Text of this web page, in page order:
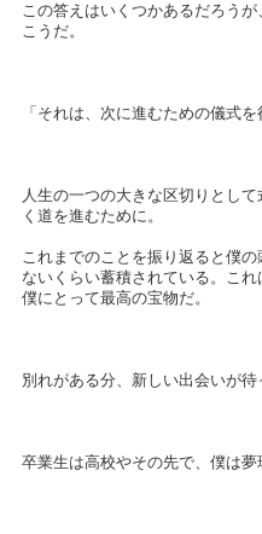
この答えはいくつかあるだろうが
こうだ。
「それは、次に進むための儀式を
人生の一つの大きな区切りとし
く道を進むために。
これまでのことを振り返ると僕
ないくらい蓄積されている。これ
僕にとって最高の宝物だ。
別れがある分、新しい出会いが待
卒業生は高校やその先で、僕は夢